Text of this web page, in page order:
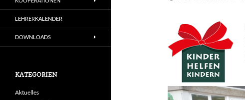
LEHRERKALENDER
DOWNLOADS
KATEGORIEN
Aktuelles